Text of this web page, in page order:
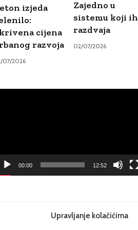
Upravljanje kolačićima
izjeda
cijena
razvoja
07/2026
Zajedno u
sistemu koji ih
razdvaja
02/07/2026
00:00 12:52